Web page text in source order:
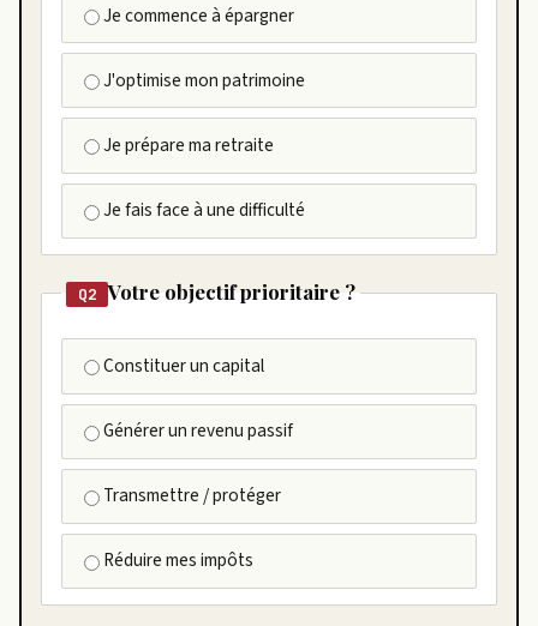
Je commence à épargner
J'optimise mon patrimoine
Je prépare ma retraite
Je fais face à une difficulté
Q2 Votre objectif prioritaire ?
Constituer un capital
Générer un revenu passif
Transmettre / protéger
Réduire mes impôts